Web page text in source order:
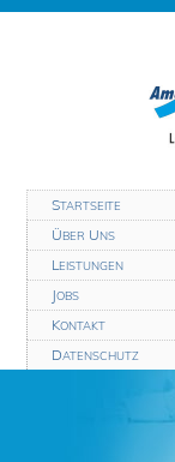
STARTSEITE
ÜBER UNS
LEISTUNGEN
JOBS
KONTAKT
DATENSCHUTZ